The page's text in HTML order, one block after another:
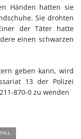
Händen hatten sie
Sie drohten
der Täter hatte
einen schwarzen
geben kann, wird
13 der Polizei
870-0 zu wenden